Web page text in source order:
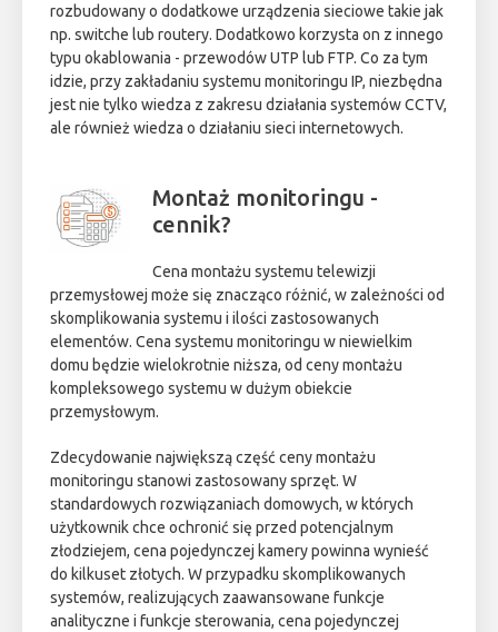
rozbudowany o dodatkowe urządzenia sieciowe takie jak
np. switche lub routery. Dodatkowo korzysta on z innego
typu okablowania - przewodów UTP lub FTP. Co za tym
idzie, przy zakładaniu systemu monitoringu IP, niezbędna
jest nie tylko wiedza z zakresu działania systemów CCTV,
ale również wiedza o działaniu sieci internetowych.
Montaż monitoringu -
cennik?
Cena montażu systemu telewizji
przemysłowej może się znacząco różnić, w zależności od
skomplikowania systemu i ilości zastosowanych
elementów. Cena systemu monitoringu w niewielkim
domu będzie wielokrotnie niższa, od ceny montażu
kompleksowego systemu w dużym obiekcie
przemysłowym.
Zdecydowanie największą część ceny montażu
monitoringu stanowi zastosowany sprzęt. W
standardowych rozwiązaniach domowych, w których
użytkownik chce ochronić się przed potencjalnym
złodziejem, cena pojedynczej kamery powinna wynieść
do kilkuset złotych. W przypadku skomplikowanych
systemów, realizujących zaawansowane funkcje
analityczne i funkcje sterowania, cena pojedynczej